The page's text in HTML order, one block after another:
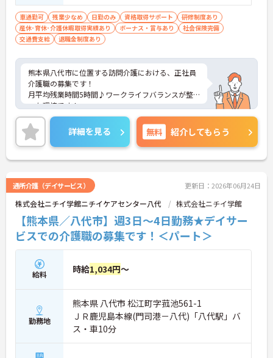
車通勤可 残業少なめ 日勤のみ 資格取得サポート
研修制度あり
産休･育休･介護休暇取得実績あり
ボーナス・賞与あり
社会保険完備
交通費支給
退職金制度あり
熊本県八代市に位置する訪問介護における、正社員
介護職の募集です！
月平均残業時間5時間♪ワークライフバランスが整
った環境です！
ご興味ある方には、面接対策ポイントなど、さらに
詳細をお話しいたしますのでお気軽にご相談くださ
い。
詳細を見る 無料 紹介してもらう
通所介護（デイサービス） 更新日：2026年06月24日
株式会社ニチイ学館ニチイケアセンター八代 株式会社ニチイ学館
【熊本県／八代市】週3日～4日勤務★デイサー
ビスでの介護職の募集です！＜パート＞
給料 時給1,034円～
勤務地
熊本県 八代市 松江町字菰池561-1
ＪＲ鹿児島本線(門司港－八代)「八代駅」バ
ス・車10分